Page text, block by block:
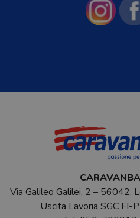
Via Galileo Galilei, 2 – 56042,
Uscita Lavoria SGC FI-